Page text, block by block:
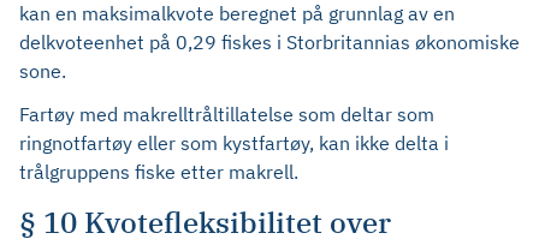
kan en maksimalkvote beregnet på grunnlag av en
delkvoteenhet på 0,29 fiskes i Storbritannias økonomiske
sone.
Fartøy med makrelltråltillatelse som deltar som
ringnotfartøy eller som kystfartøy, kan ikke delta i
trålgruppens fiske etter makrell.
§ 10 Kvotefleksibilitet over